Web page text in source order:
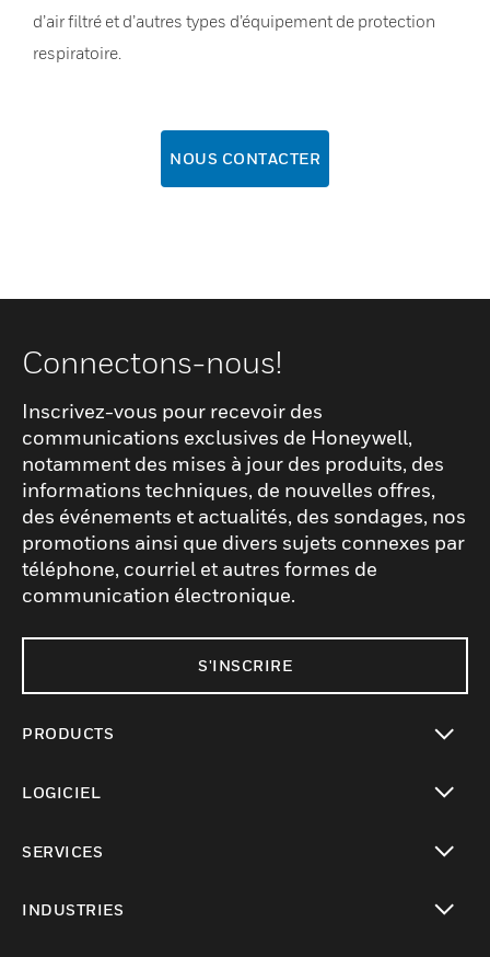
d’air filtré et d’autres types d’équipement de protection
respiratoire.
NOUS CONTACTER
Connectons-nous!
Inscrivez-vous pour recevoir des
communications exclusives de Honeywell,
notamment des mises à jour des produits, des
informations techniques, de nouvelles offres,
des événements et actualités, des sondages, nos
promotions ainsi que divers sujets connexes par
téléphone, courriel et autres formes de
communication électronique.
S'INSCRIRE
PRODUCTS
LOGICIEL
SERVICES
INDUSTRIES